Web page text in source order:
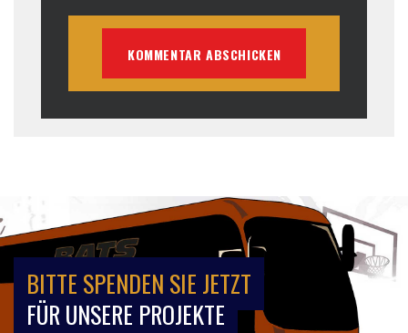
BITTE SPENDEN SIE JETZT
FÜR UNSERE PROJEKTE